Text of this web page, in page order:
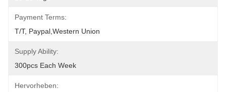
Payment Terms:
T/T, Paypal,Western Union
Supply Ability:
300pcs Each Week
Hervorheben: